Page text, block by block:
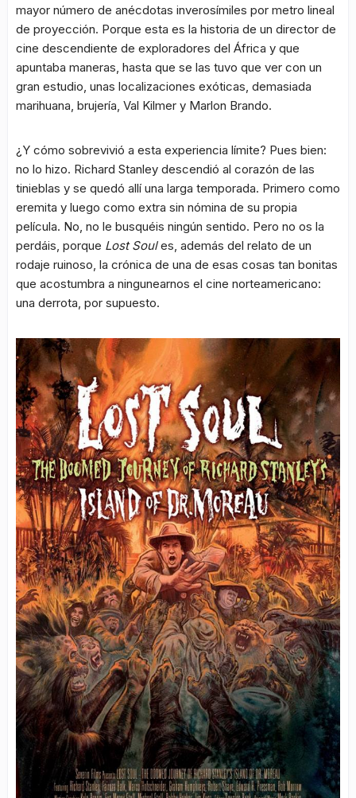
mayor número de anécdotas inverosímiles por metro lineal
de proyección. Porque esta es la historia de un director de
cine descendiente de exploradores del África y que
apuntaba maneras, hasta que se las tuvo que ver con un
gran estudio, unas localizaciones exóticas, demasiada
marihuana, brujería, Val Kilmer y Marlon Brando.
¿Y cómo sobrevivió a esta experiencia límite? Pues bien:
no lo hizo. Richard Stanley descendió al corazón de las
tinieblas y se quedó allí una larga temporada. Primero como
eremita y luego como extra sin nómina de su propia
película. No, no le busquéis ningún sentido. Pero no os la
perdáis, porque Lost Soules, además del relato de un
rodaje ruinoso, la crónica de una de esas cosas tan bonitas
que acostumbra a ningunearnos el cine norteamericano:
una derrota, por supuesto.